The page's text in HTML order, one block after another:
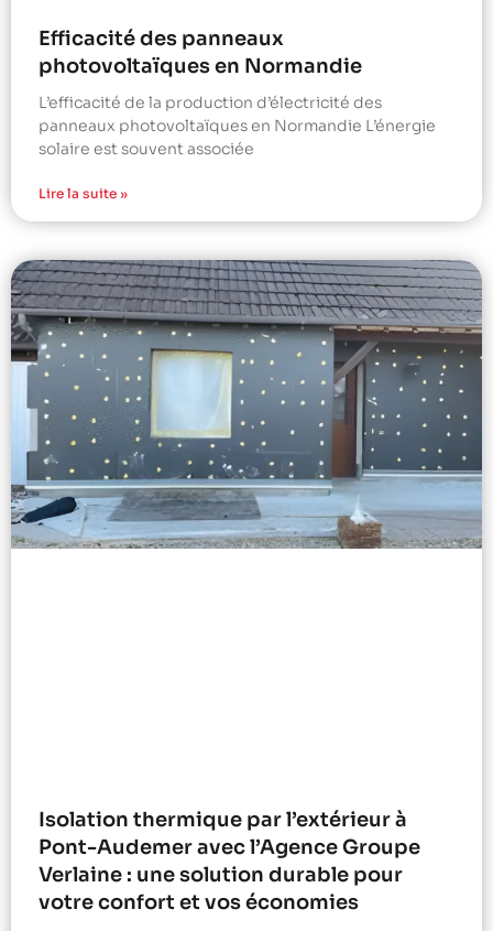
Efficacité des panneaux
photovoltaïques en Normandie
L’efficacité de la production d’électricité des
panneaux photovoltaïques en Normandie L’énergie
solaire est souvent associée
Lire la suite »
Isolation thermique par l’extérieur à
Pont-Audemer avec l’Agence Groupe
Verlaine : une solution durable pour
votre confort et vos économies